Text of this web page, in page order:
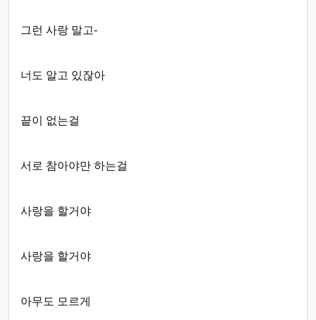
그런 사랑 말고-
너도 알고 있잖아
끝이 없는걸
서로 참아야만 하는걸
사랑을 할거야
사랑을 할거야
아무도 모르게